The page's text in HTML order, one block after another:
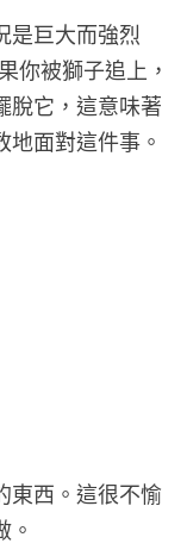
是巨大而強烈
你被獅子追上，
脫它，這意味著
地面對這件事。
東西。這很不愉
。